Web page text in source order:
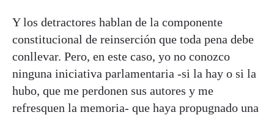
Y los detractores hablan de la componente
constitucional de reinserción que toda pena debe
conllevar. Pero, en este caso, yo no conozco
ninguna iniciativa parlamentaria -si la hay o si la
hubo, que me perdonen sus autores y me
refresquen la memoria- que haya propugnado una